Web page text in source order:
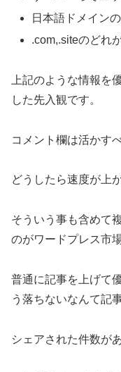
日本語ドメイン
.com,.siteのどれ
上記のような情報を
した先入観です。
コメント欄は活かす
どうしたら速度が上
そういう事も含めて
のがワードプレス市場
普通に記事を上げて
う落ちないなんて記
シェアされた件数が